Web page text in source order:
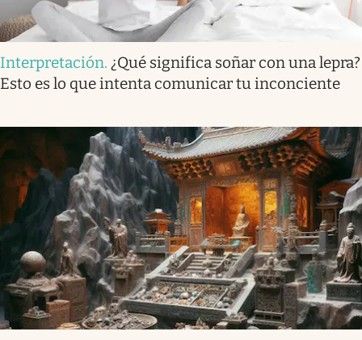
Interpretación. ¿Qué significa soñar con una lepra?
Esto es lo que intenta comunicar tu inconciente